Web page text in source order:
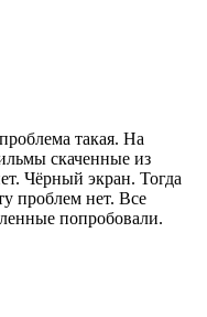
такая. На
скаченные из
Чёрный экран. Тогда
проблем нет. Все
попробовали.